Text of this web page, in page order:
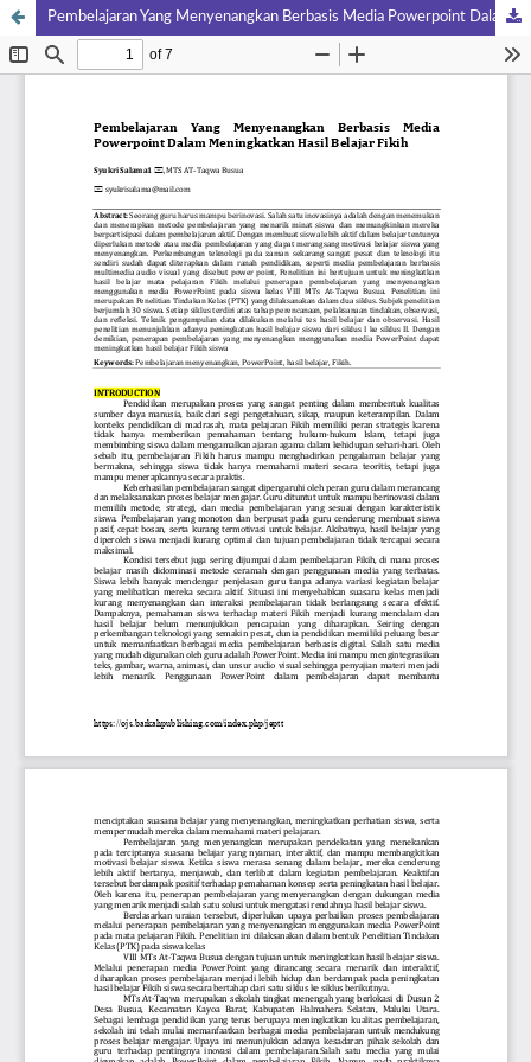
Pembelajaran Yang Menyenangkan Berbasis Media Powerpoint Dalam Meningkatkan Hasil Belajar Fikih